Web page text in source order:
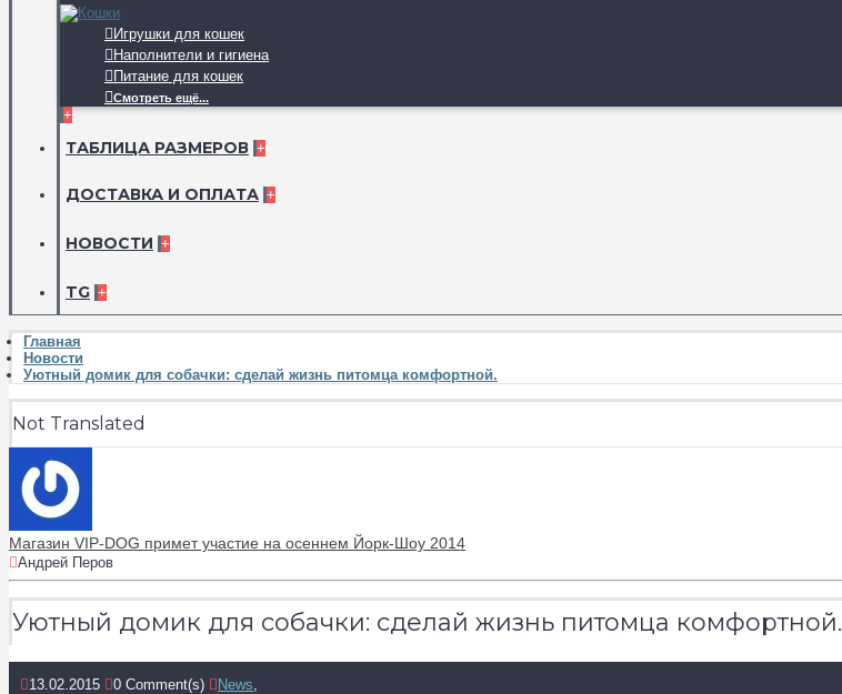
Игрушки для кошек
Наполнители и гигиена
Питание для кошек
Смотреть ещё...
+
ТАБЛИЦА РАЗМЕРОВ +
ДОСТАВКА И ОПЛАТА +
НОВОСТИ +
TG +
Главная
Новости
Уютный домик для собачки: сделай жизнь питомца комфортной.
Not Translated
Магазин VIP-DOG примет участие на осеннем Йорк-Шоу 2014
Андрей Перов
Уютный домик для собачки: сделай жизнь питомца комфортной.
13.02.2015 0 Comment(s) News